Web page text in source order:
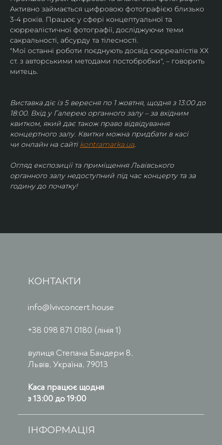
Активно займається цифровою фотографією близько
3-4 років. Працює у сфері концептуальної та
сюрреалістичної фотографії, досліджуючи теми
сакральності, абсурду та тілесності.
"Мої останні роботи поєднують досвід сюрреалістів ХХ
ст. з авторськими методами постобробки", – говорить
митець.
Виставка діє із 5 вересня по 1 жовтня, щодня з 13:00 до
18:00. Вхід у Галерею органного залу – за вхідним
квитком, який дає також право відвідування
концертного залу. Квитки можна придбати в касі
чи онлайн на сайті kontramarka.ua.
Огляд експозиції та приміщення Львівського
органного залу недоступний під час концерту та за
годину до початку!
КОНТАКТИ
info@lvivconcert.house
+38 098 871 0180 (лінія 1)
вулиця Степана Бандери 8,
Львів, Україна, 79013
Каса працює щодня
з 13:00 до 19:00
ІНФОРМАЦІЯ